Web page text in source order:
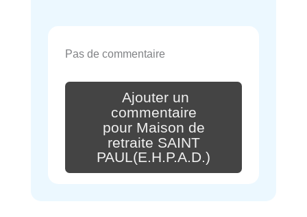
Pas de commentaire
Ajouter un
commentaire
pour Maison de
retraite SAINT
PAUL(E.H.P.A.D.)